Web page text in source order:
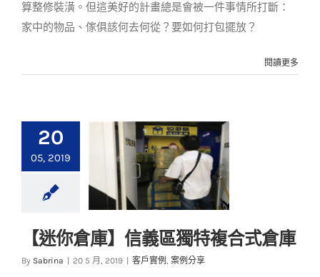
算整修裝潢。但這美好的計畫總是會被一件事情所打斷：
家中的物品、傢俱該何去何從？要如何打包擺放？
閱讀更多
20
05, 2019
【迷你倉庫】信義區獨特複合式倉庫
By Sabrina 20 5 月, 2019 客戶實例 , 案例分享